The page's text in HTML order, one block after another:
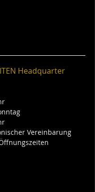
Headquarter
Vereinbarung